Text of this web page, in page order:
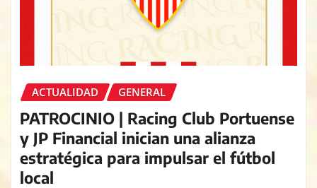
ACTUALIDAD GENERAL
PATROCINIO | Racing Club Portuense
y JP Financial inician una alianza
estratégica para impulsar el fútbol
local